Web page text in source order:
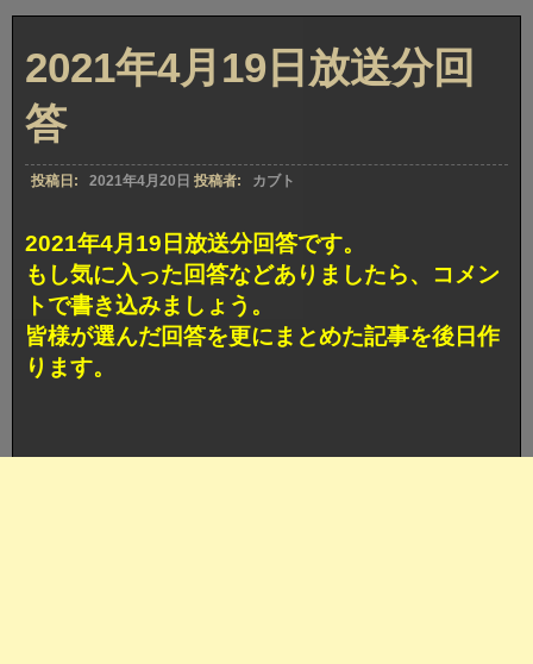
2021年4月19日放送分回
答
投稿日: 2021年4月20日 投稿者: カブト
2021年4月19日放送分回答です。
もし気に入った回答などありましたら、コメン
トで書き込みましょう。
皆様が選んだ回答を更にまとめた記事を後日作
ります。